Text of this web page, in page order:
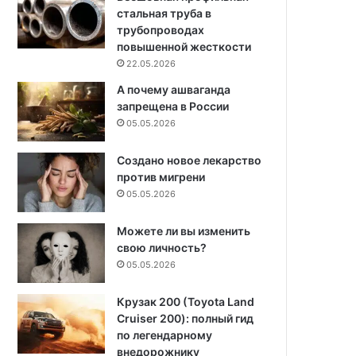
стальная труба в
трубопроводах
повышенной жесткости
22.05.2026
А почему ашваганда
запрещена в России
05.05.2026
Создано новое лекарство
против мигрени
05.05.2026
Можете ли вы изменить
свою личность?
05.05.2026
Крузак 200 (Toyota Land
Cruiser 200): полный гид
по легендарному
внедорожнику